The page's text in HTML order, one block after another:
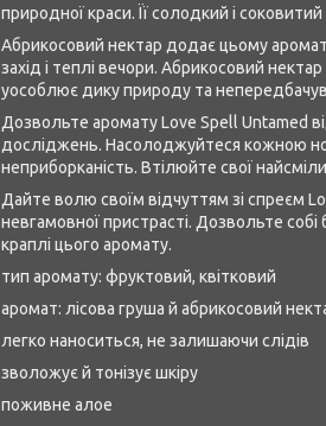
природної краси. Її солодкий і
Абрикосовий нектар додає цьому
захід і теплі вечори. Абрикосовий
уособлює дику природу та
Дозвольте аромату Love Spell Untamed
досліджень. Насолоджуйтеся кожною
неприборканість. Втілюйте свої
Дайте волю своїм відчуттям зі спреєм
невгамовної пристрасті. Дозвольте
краплі цього аромату.
тип аромату: фруктовий, квітковий
аромат: лісова груша й абрикосовий
легко наноситься, не залишаючи слідів
зволожує й тонізує шкіру
поживне алое